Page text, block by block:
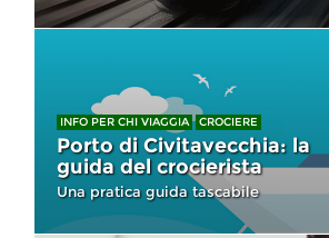
INFO PER CHI VIAGGIA CROCIERE
Porto di Civitavecchia: la
guida del crocierista
Una pratica guida tascabile